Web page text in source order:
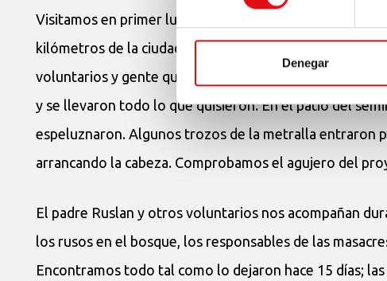
Denegar
Visitamos en primer lugar el seminario mayor de Kiev
kilómetros de la ciudad, y nos recibe el rector, el
voluntarios y gente que trabaja con él en la ayuda
y se llevaron todo lo que quisieron. En el patio del
espeluznaron. Algunos trozos de la metralla entraron
arrancando la cabeza. Comprobamos el agujero del
El padre Ruslan y otros voluntarios nos acompañan
los rusos en el bosque, los responsables de las
Encontramos todo tal como lo dejaron hace 15 días;